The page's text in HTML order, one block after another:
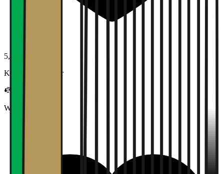
5,0
Karrieremuligheter
Work-life balance